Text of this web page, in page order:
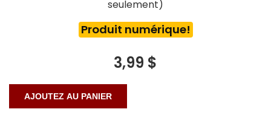
seulement)
Produit numérique!
3,99 $